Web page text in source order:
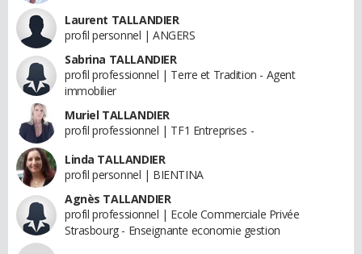
Laurent TALLANDIER
profil personnel | ANGERS
Sabrina TALLANDIER
profil professionnel | Terre et Tradition - Agent
immobilier
Muriel TALLANDIER
profil professionnel | TF1 Entreprises -
Linda TALLANDIER
profil personnel | BIENTINA
Agnès TALLANDIER
profil professionnel | Ecole Commerciale Privée
Strasbourg - Enseignante economie gestion